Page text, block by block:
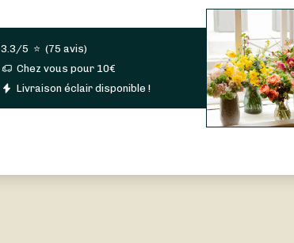
3.3/5 ⭐ (75 avis)
Chez vous pour 10€
Livraison éclair disponible !